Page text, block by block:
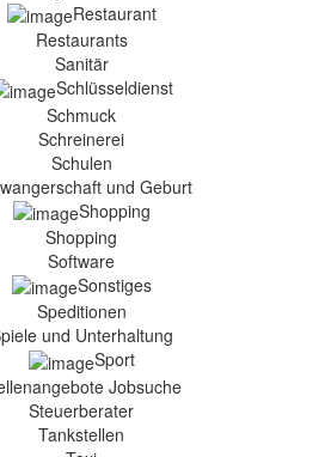
Restaurant
Restaurants
Sanitär
Schlüsseldienst
Schmuck
Schreinerei
Schulen
und Geburt
Shopping
Shopping
Software
Sonstiges
Speditionen
und Unterhaltung
Sport
Jobsuche
Steuerberater
Tankstellen